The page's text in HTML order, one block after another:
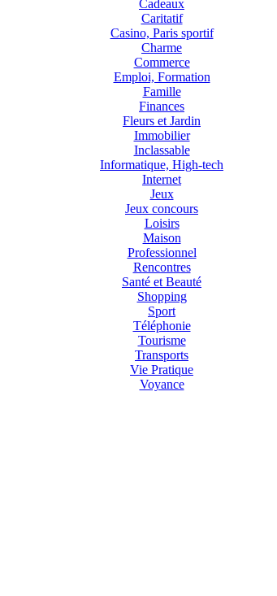
Cadeaux
Caritatif
Casino, Paris sportif
Charme
Commerce
Emploi, Formation
Famille
Finances
Fleurs et Jardin
Immobilier
Inclassable
Informatique, High-tech
Internet
Jeux
Jeux concours
Loisirs
Maison
Professionnel
Rencontres
Santé et Beauté
Shopping
Sport
Téléphonie
Tourisme
Transports
Vie Pratique
Voyance